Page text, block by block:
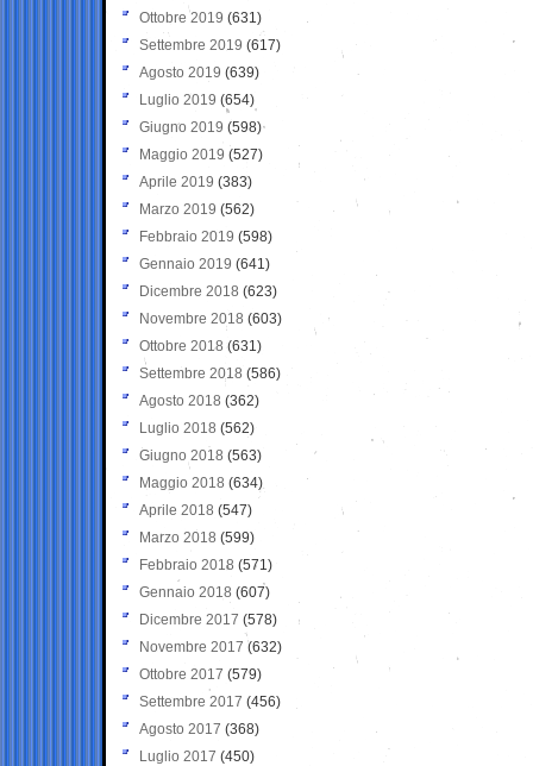
Ottobre 2019 (631)
Settembre 2019 (617)
Agosto 2019 (639)
Luglio 2019 (654)
Giugno 2019 (598)
Maggio 2019 (527)
Aprile 2019 (383)
Marzo 2019 (562)
Febbraio 2019 (598)
Gennaio 2019 (641)
Dicembre 2018 (623)
Novembre 2018 (603)
Ottobre 2018 (631)
Settembre 2018 (586)
Agosto 2018 (362)
Luglio 2018 (562)
Giugno 2018 (563)
Maggio 2018 (634)
Aprile 2018 (547)
Marzo 2018 (599)
Febbraio 2018 (571)
Gennaio 2018 (607)
Dicembre 2017 (578)
Novembre 2017 (632)
Ottobre 2017 (579)
Settembre 2017 (456)
Agosto 2017 (368)
Luglio 2017 (450)